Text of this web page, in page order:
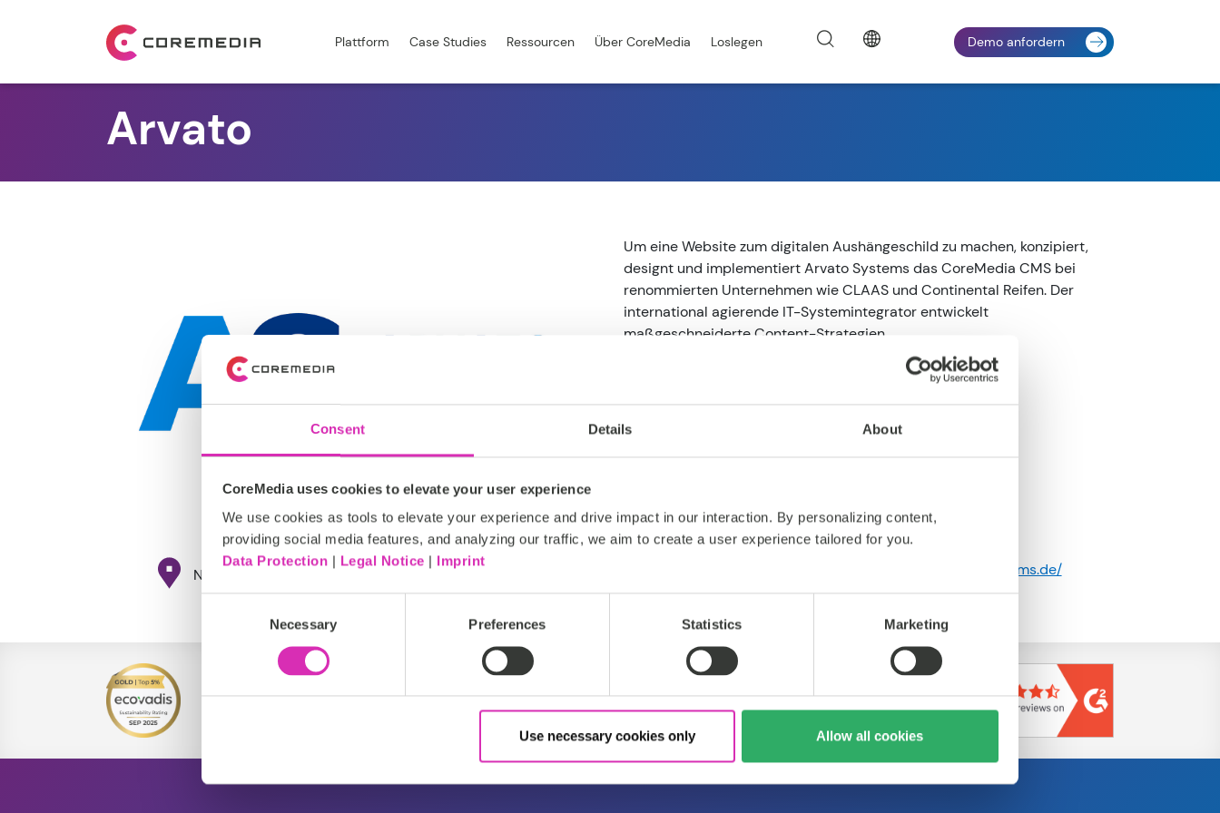
Consent Details About
CoreMedia uses cookies to elevate your user experience
We use cookies as tools to elevate your experience and drive impact in our interaction. By personalizing content,
providing social media features, and analyzing our traffic, we aim to create a user experience tailored for you.
Data Protection | Legal Notice | Imprint
Necessary Preferences Statistics Marketing
Use necessary cookies only Allow all cookies
Plattform Case Studies Ressourcen Über CoreMedia Loslegen Demo anfordern
Arvato
Um eine Website zum digitalen Aushängeschild zu machen, konzipiert,
designt und implementiert Arvato Systems das CoreMedia CMS bei
renommierten Unternehmen wie CLAAS und Continental Reifen. Der
international agierende IT-Systemintegrator entwickelt
maßgeschneiderte Content-Strategien.
Nordamerika, EMEA, DACH, APAC https://www.arvato-systems.de/